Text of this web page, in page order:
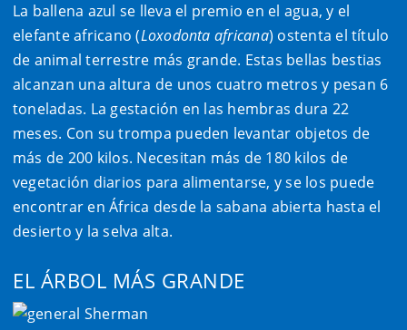
La ballena azul se lleva el premio en el agua, y el
elefante africano (Loxodonta africana) ostenta el título
de animal terrestre más grande. Estas bellas bestias
alcanzan una altura de unos cuatro metros y pesan 6
toneladas. La gestación en las hembras dura 22
meses. Con su trompa pueden levantar objetos de
más de 200 kilos. Necesitan más de 180 kilos de
vegetación diarios para alimentarse, y se los puede
encontrar en África desde la sabana abierta hasta el
desierto y la selva alta.
EL ÁRBOL MÁS GRANDE